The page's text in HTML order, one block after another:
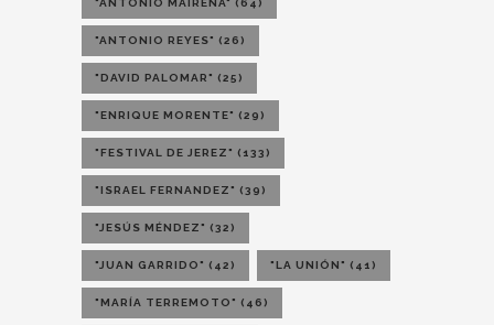
"ANTONIO MAIRENA" (64)
"ANTONIO REYES" (26)
"DAVID PALOMAR" (25)
"ENRIQUE MORENTE" (29)
"FESTIVAL DE JEREZ" (133)
"ISRAEL FERNANDEZ" (39)
"JESÚS MÉNDEZ" (32)
"JUAN GARRIDO" (42) "LA UNIÓN" (41)
"MARÍA TERREMOTO" (46)